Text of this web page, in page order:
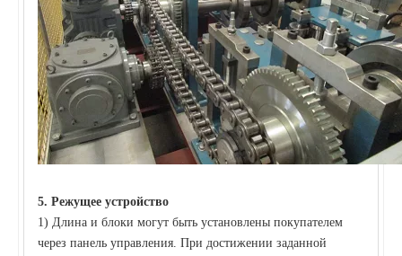
5. Режущее устройство
1) Длина и блоки могут быть установлены покупателем
через панель управления. При достижении заданной